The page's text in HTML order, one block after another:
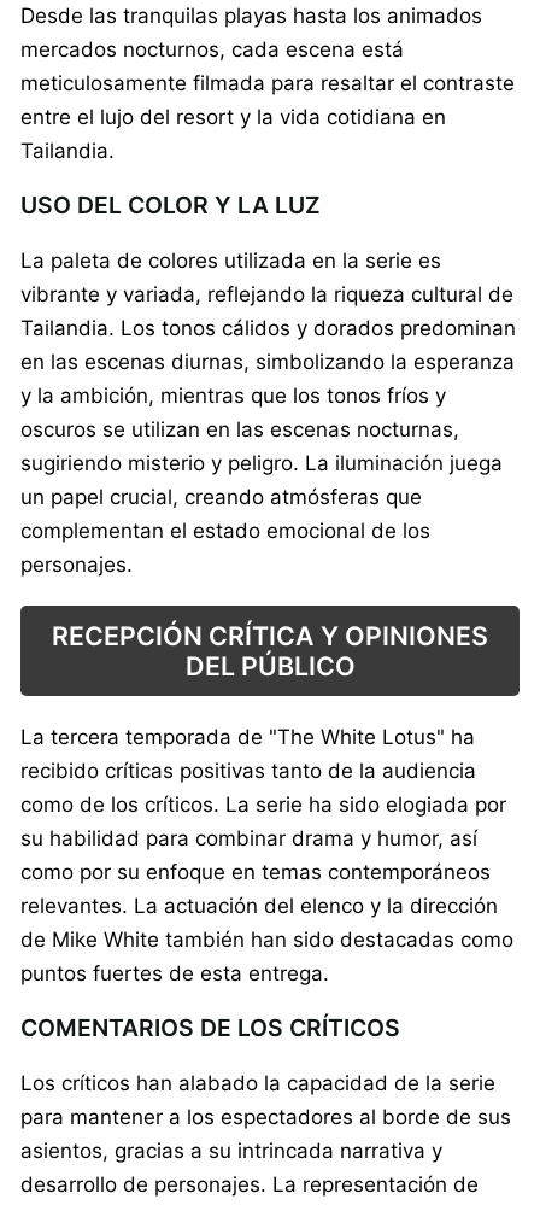
Desde las tranquilas playas hasta los animados
mercados nocturnos, cada escena está
meticulosamente filmada para resaltar el contraste
entre el lujo del resort y la vida cotidiana en
Tailandia.
USO DEL COLOR Y LA LUZ
La paleta de colores utilizada en la serie es
vibrante y variada, reflejando la riqueza cultural de
Tailandia. Los tonos cálidos y dorados predominan
en las escenas diurnas, simbolizando la esperanza
y la ambición, mientras que los tonos fríos y
oscuros se utilizan en las escenas nocturnas,
sugiriendo misterio y peligro. La iluminación juega
un papel crucial, creando atmósferas que
complementan el estado emocional de los
personajes.
RECEPCIÓN CRÍTICA Y OPINIONES
DEL PÚBLICO
La tercera temporada de "The White Lotus" ha
recibido críticas positivas tanto de la audiencia
como de los críticos. La serie ha sido elogiada por
su habilidad para combinar drama y humor, así
como por su enfoque en temas contemporáneos
relevantes. La actuación del elenco y la dirección
de Mike White también han sido destacadas como
puntos fuertes de esta entrega.
COMENTARIOS DE LOS CRÍTICOS
Los críticos han alabado la capacidad de la serie
para mantener a los espectadores al borde de sus
asientos, gracias a su intrincada narrativa y
desarrollo de personajes. La representación de